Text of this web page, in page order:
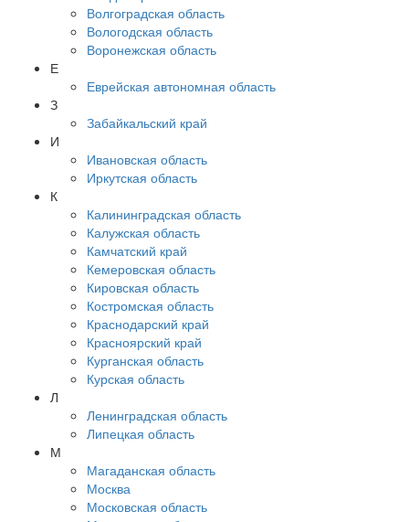
Волгоградская область
Вологодская область
Воронежская область
Е
Еврейская автономная область
З
Забайкальский край
И
Ивановская область
Иркутская область
К
Калининградская область
Калужская область
Камчатский край
Кемеровская область
Кировская область
Костромская область
Краснодарский край
Красноярский край
Курганская область
Курская область
Л
Ленинградская область
Липецкая область
М
Магаданская область
Москва
Московская область